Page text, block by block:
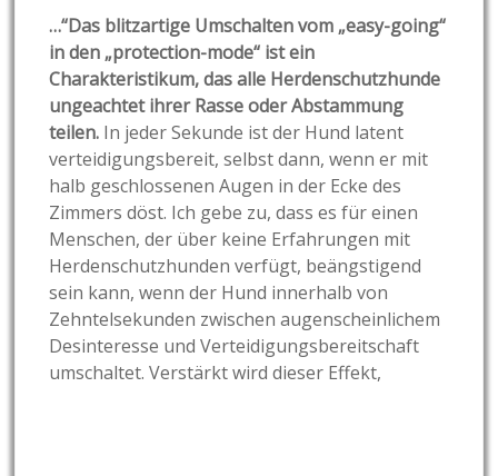
…“Das blitzartige Umschalten vom „easy-going“
in den „protection-mode“ ist ein
Charakteristikum, das alle Herdenschutzhunde
ungeachtet ihrer Rasse oder Abstammung
teilen. In jeder Sekunde ist der Hund latent
verteidigungsbereit, selbst dann, wenn er mit
halb geschlossenen Augen in der Ecke des
Zimmers döst. Ich gebe zu, dass es für einen
Menschen, der über keine Erfahrungen mit
Herdenschutzhunden verfügt, beängstigend
sein kann, wenn der Hund innerhalb von
Zehntelsekunden zwischen augenscheinlichem
Desinteresse und Verteidigungsbereitschaft
umschaltet. Verstärkt wird dieser Effekt,